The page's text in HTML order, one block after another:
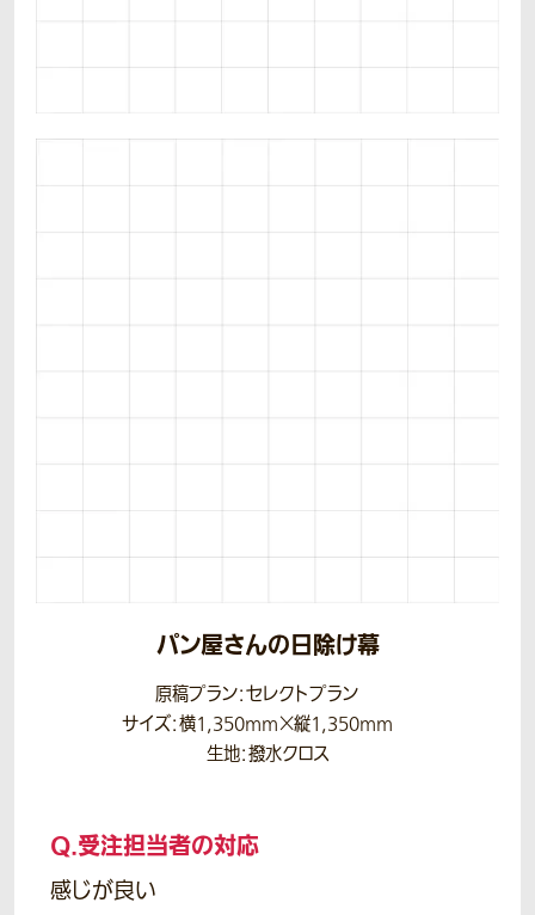
パン屋さんの日除け幕
原稿プラン：セレクトプラン
サイズ：横1,350mm×縦1,350mm
生地：撥水クロス
Q.受注担当者の対応
感じが良い